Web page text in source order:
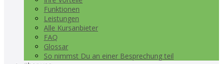
Funktionen
Leistungen
Alle Kursanbieter
FAQ
Glossar
So nimmst Du an einer Besprechung teil